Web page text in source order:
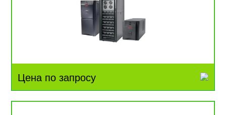
Цена по запросу